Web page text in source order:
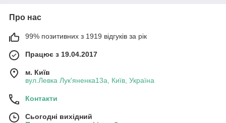
Про нас
99% позитивних з 1919 відгуків за рік
Працює з 19.04.2017
м. Київ
вул.Левка Лук'яненка13а, Київ, Україна
Контакти
Сьогодні вихідний